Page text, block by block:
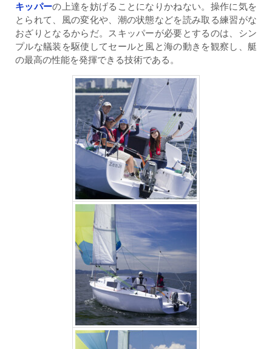
キッパーの上達を妨げることになりかねない。操作に気を
とられて、風の変化や、潮の状態などを読み取る練習がな
おざりとなるからだ。スキッパーが必要とするのは、シン
プルな艤装を駆使してセールと風と海の動きを観察し、艇
の最高の性能を発揮できる技術である。